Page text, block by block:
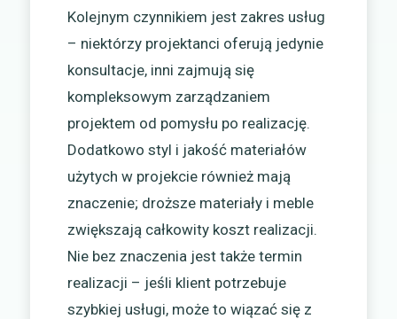
Kolejnym czynnikiem jest zakres usług
– niektórzy projektanci oferują jedynie
konsultacje, inni zajmują się
kompleksowym zarządzaniem
projektem od pomysłu po realizację.
Dodatkowo styl i jakość materiałów
użytych w projekcie również mają
znaczenie; droższe materiały i meble
zwiększają całkowity koszt realizacji.
Nie bez znaczenia jest także termin
realizacji – jeśli klient potrzebuje
szybkiej usługi, może to wiązać się z